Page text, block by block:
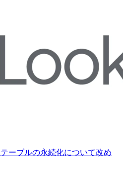
ーブルの永続化について改め